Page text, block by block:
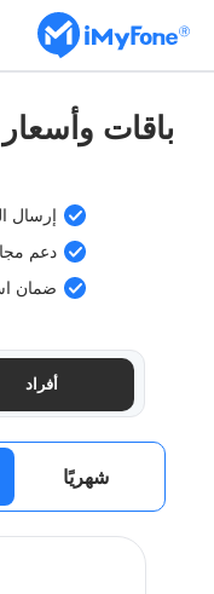
إرسال
دعم
ضمان
أفراد
شهريًا